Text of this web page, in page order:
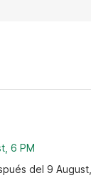
6 PM
del 9